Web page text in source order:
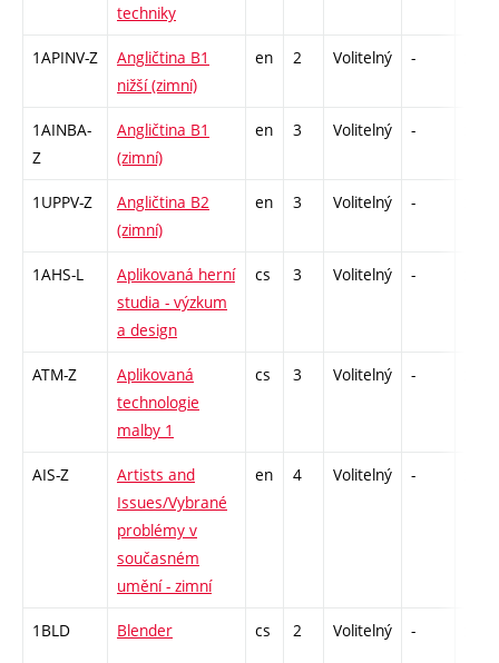
techniky
1APINV-Z
Angličtina B1
nižší (zimní)
en 2 Volitelný -
1AINBA-
Z
Angličtina B1
(zimní)
en 3 Volitelný -
1UPPV-Z
Angličtina B2
(zimní)
en 3 Volitelný -
1AHS-L
Aplikovaná herní
studia - výzkum
a design
cs 3 Volitelný -
ATM-Z
Aplikovaná
technologie
malby 1
cs 3 Volitelný -
AIS-Z
Artists and
Issues/Vybrané
problémy v
současném
umění - zimní
en 4 Volitelný -
1BLD Blender cs 2 Volitelný -